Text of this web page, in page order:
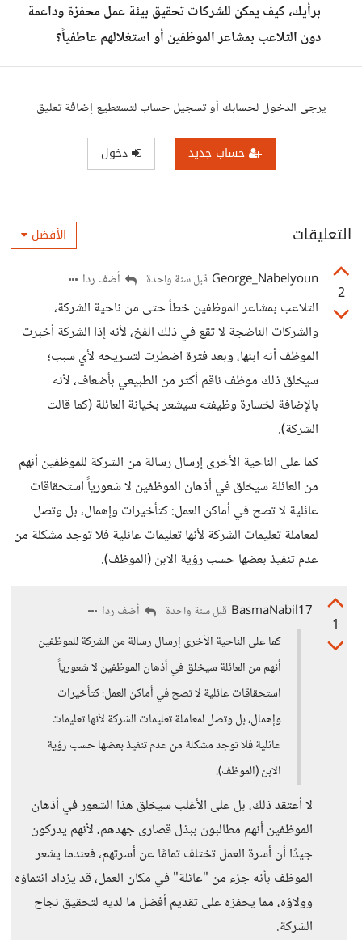
برأيك، كيف يمكن للشركات تحقيق بيئة عمل محفزة وداعمة
دون التلاعب بمشاعر الموظفين أو استغلالهم عاطفياً؟
يرجى الدخول لحسابك أو تسجيل حساب لتستطيع إضافة تعليق
حساب جديد دخول
التعليقات الأفضل
2
George_Nabelyoun قبل سنة واحدة أضف ردا
التلاعب بمشاعر الموظفين خطأ حتى من ناحية الشركة،
والشركات الناضجة لا تقع في ذلك الفخ، لأنه إذا الشركة أخبرت
الموظف أنه ابنها، وبعد فترة اضطرت لتسريحه لأي سبب؛
سيخلق ذلك موظف ناقم أكثر من الطبيعي بأضعاف، لأنه
بالإضافة لخسارة وظيفته سيشعر بخيانة العائلة (كما قالت
الشركة).
كما على الناحية الأخرى إرسال رسالة من الشركة للموظفين أنهم
من العائلة سيخلق في أذهان الموظفين لا شعورياً استحقاقات
عائلية لا تصح في أماكن العمل: كتأخيرات وإهمال، بل وتصل
لمعاملة تعليمات الشركة لأنها تعليمات عائلية فلا توجد مشكلة من
عدم تنفيذ بعضها حسب رؤية الابن (الموظف).
1
BasmaNabil17 قبل سنة واحدة
أضف ردا
كما على الناحية الأخرى إرسال رسالة من الشركة للموظفين
أنهم من العائلة سيخلق في أذهان الموظفين لا شعورياً
استحقاقات عائلية لا تصح في أماكن العمل: كتأخيرات
وإهمال، بل وتصل لمعاملة تعليمات الشركة لأنها تعليمات
عائلية فلا توجد مشكلة من عدم تنفيذ بعضها حسب رؤية
الابن (الموظف).
لا أعتقد ذلك، بل على الأغلب سيخلق هذا الشعور في أذهان
الموظفين أنهم مطالبون ببذل قصارى جهدهم، لأنهم يدركون
جيدًا أن أسرة العمل تختلف تمامًا عن أسرتهم، فعندما يشعر
الموظف بأنه جزء من "عائلة" في مكان العمل، قد يزداد انتماؤه
وولاؤه، مما يحفزه على تقديم أفضل ما لديه لتحقيق نجاح
الشركة.